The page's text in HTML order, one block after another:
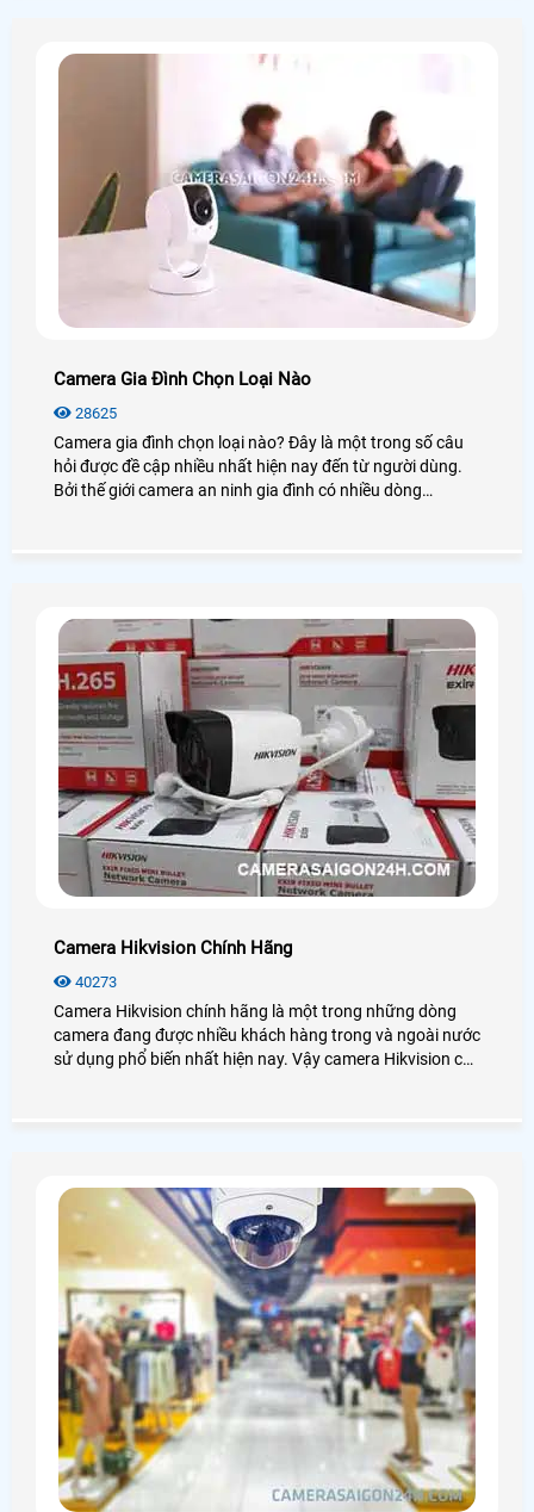
Camera Gia Đình Chọn Loại Nào
28625
Camera gia đình chọn loại nào? Đây là một trong số câu
hỏi được đề cập nhiều nhất hiện nay đến từ người dùng.
Bởi thế giới camera an ninh gia đình có nhiều dòng
Camera Hikvision Chính Hãng
40273
Camera Hikvision chính hãng là một trong những dòng
camera đang được nhiều khách hàng trong và ngoài nước
sử dụng phổ biến nhất hiện nay. Vậy camera Hikvision có